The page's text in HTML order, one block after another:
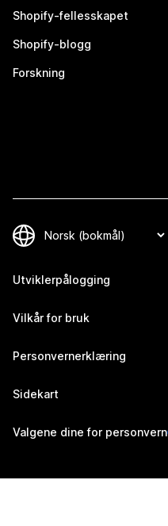
Shopify-fellesskapet
Shopify-blogg
Forskning
Utviklerpålogging
Vilkår for bruk
Personvernerklæring
Sidekart
Valgene dine for personvern